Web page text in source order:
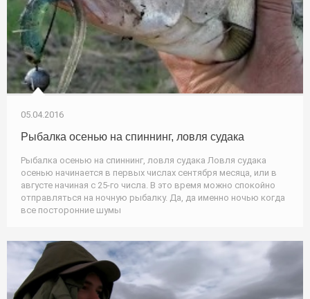
05.04.2016
Рыбалка осенью на спиннинг, ловля судака
Рыбалка осенью на спиннинг, ловля судака Ловля судака
осенью начинается в первых числах сентября месяца, или в
августе начиная с 25-го числа. В это время можно спокойно
отправляться на ночную рыбалку. Да, да именно ночью когда
все посторонние шумы